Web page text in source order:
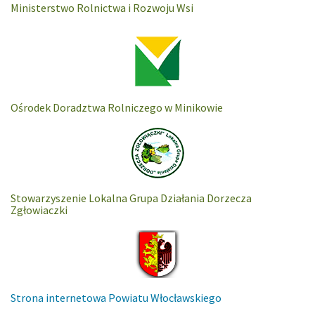
Ministerstwo Rolnictwa i Rozwoju Wsi
Ośrodek Doradztwa Rolniczego w Minikowie
Stowarzyszenie Lokalna Grupa Działania Dorzecza
Zgłowiaczki
Strona internetowa Powiatu Włocławskiego